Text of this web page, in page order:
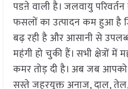
पडऩे वाली है। जलवायु
फसलों का उत्पादन कम हुआ है
बढ़ रही है और आसानी से
महंगी हो चुकी हैं। सभी क्षेत्रों में
कमर तोड़ दी है। अब जब
सस्ते जहरयुक्त अनाज, दाल,